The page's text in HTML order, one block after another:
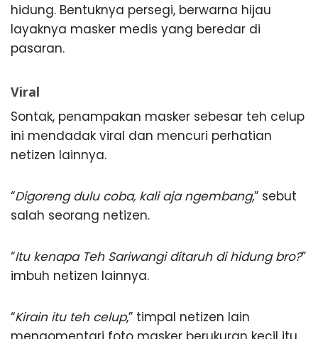
hidung. Bentuknya persegi, berwarna hijau
layaknya masker medis yang beredar di
pasaran.
Viral
Sontak, penampakan masker sebesar teh celup
ini mendadak viral dan mencuri perhatian
netizen lainnya.
“Digoreng dulu coba, kali aja ngembang,” sebut
salah seorang netizen.
“Itu kenapa Teh Sariwangi ditaruh di hidung bro?”
imbuh netizen lainnya.
“Kirain itu teh celup,” timpal netizen lain